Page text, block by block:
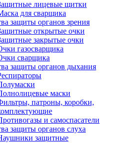
лицевые щитки
для сварщика
защиты органов зрения
открытые очки
закрытые очки
газосварщика
сварщика
защиты органов дыхания
маски
патроны, коробки,
и самоспасатели
защиты органов слуха
защитные